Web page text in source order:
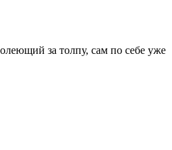
за толпу, сам по себе уже